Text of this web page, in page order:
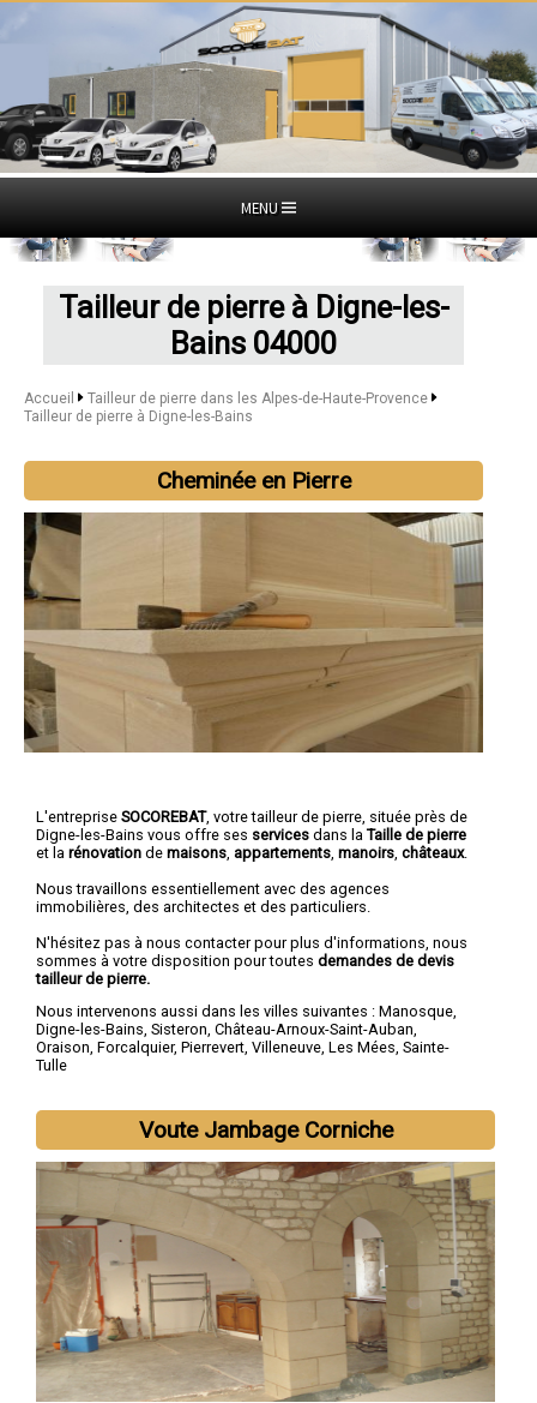
MENU
Tailleur de pierre à Digne-les-
Bains 04000
Accueil
Tailleur de pierre dans les Alpes-de-Haute-Provence
Tailleur de pierre à Digne-les-Bains
Cheminée en Pierre
L'entreprise SOCOREBAT, votre tailleur de pierre , située près de
Digne-les-Bains vous offre ses services dans la Taille de pierre
et la rénovation de maisons appartements manoirs châteaux.
Nous travaillons essentiellement avec des agences
immobilières, des architectes et des particuliers.
N'hésitez pas à nous contacter pour plus d'informations, nous
sommes à votre disposition pour toutes demandes de devis
tailleur de pierre.
Nous intervenons aussi dans les villes suivantes : Manosque,
Digne-les-Bains, Sisteron, Château-Arnoux-Saint-Auban,
Oraison, Forcalquier, Pierrevert, Villeneuve, Les Mées, Sainte-
Tulle
Voute Jambage Corniche